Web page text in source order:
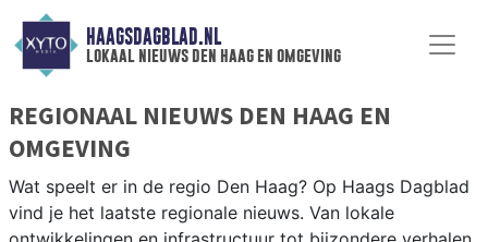
HAAGSDAGBLAD.NL
lokaal nieuws den haag en omgeving
REGIONAAL NIEUWS DEN HAAG EN
OMGEVING
Wat speelt er in de regio Den Haag? Op Haags Dagblad
vind je het laatste regionale nieuws. Van lokale